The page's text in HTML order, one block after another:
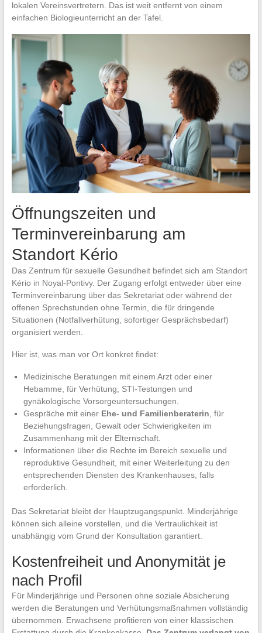
lokalen Vereinsvertretern. Das ist weit entfernt von einem
einfachen Biologieunterricht an der Tafel.
Öffnungszeiten und
Terminvereinbarung am
Standort Kério
Das Zentrum für sexuelle Gesundheit befindet sich am Standort
Kério in Noyal-Pontivy. Der Zugang erfolgt entweder über eine
Terminvereinbarung über das Sekretariat oder während der
offenen Sprechstunden ohne Termin, die für dringende
Situationen (Notfallverhütung, sofortiger Gesprächsbedarf)
organisiert werden.
Hier ist, was man vor Ort konkret findet:
Medizinische Beratungen mit einem Arzt oder einer
Hebamme, für Verhütung, STI-Testungen und
gynäkologische Vorsorgeuntersuchungen.
Gespräche mit einer Ehe- und Familienberaterin, für
Beziehungsfragen, Gewalt oder Schwierigkeiten im
Zusammenhang mit der Elternschaft.
Informationen über die Rechte im Bereich sexuelle und
reproduktive Gesundheit, mit einer Weiterleitung zu den
entsprechenden Diensten des Krankenhauses, falls
erforderlich.
Das Sekretariat bleibt der Hauptzugangspunkt. Minderjährige
können sich alleine vorstellen, und die Vertraulichkeit ist
unabhängig vom Grund der Konsultation garantiert.
Kostenfreiheit und Anonymität je
nach Profil
Für Minderjährige und Personen ohne soziale Absicherung
werden die Beratungen und Verhütungsmaßnahmen vollständig
übernommen. Erwachsene profitieren von einer klassischen